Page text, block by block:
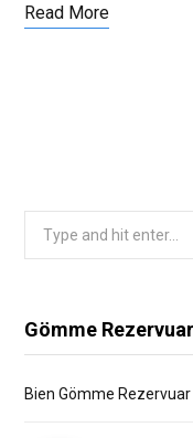
Read More
Gömme
Bien Gömme Rezervuar